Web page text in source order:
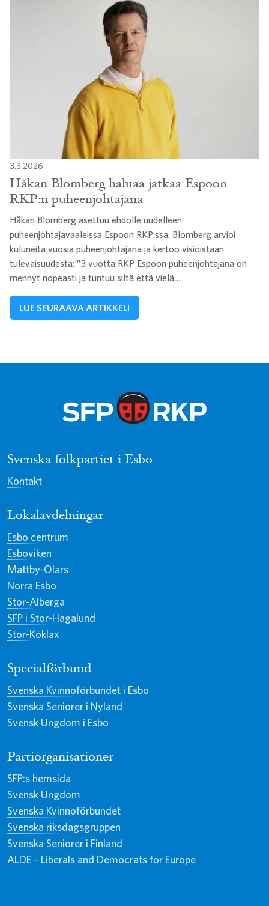
3.3.2026
Håkan Blomberg haluaa jatkaa Espoon
RKP:n puheenjohtajana
Håkan Blomberg asettuu ehdolle uudelleen
puheenjohtajavaaleissa Espoon RKP:ssa. Blomberg arvioi
kuluneita vuosia puheenjohtajana ja kertoo visioistaan
tulevaisuudesta: ”3 vuotta RKP Espoon puheenjohtajana on
mennyt nopeasti ja tuntuu siltä että vielä…
LUE SEURAAVA ARTIKKELI
Svenska folkpartiet i Esbo
Kontakt
Lokalavdelningar
Esbo centrum
Esboviken
Mattby-Olars
Norra Esbo
Stor-Alberga
SFP i Stor-Hagalund
Stor-Köklax
Specialförbund
Svenska Kvinnoförbundet i Esbo
Svenska Seniorer i Nyland
Svensk Ungdom i Esbo
Partiorganisationer
SFP:s hemsida
Svensk Ungdom
Svenska Kvinnoförbundet
Svenska riksdagsgruppen
Svenska Seniorer i Finland
ALDE – Liberals and Democrats for Europe